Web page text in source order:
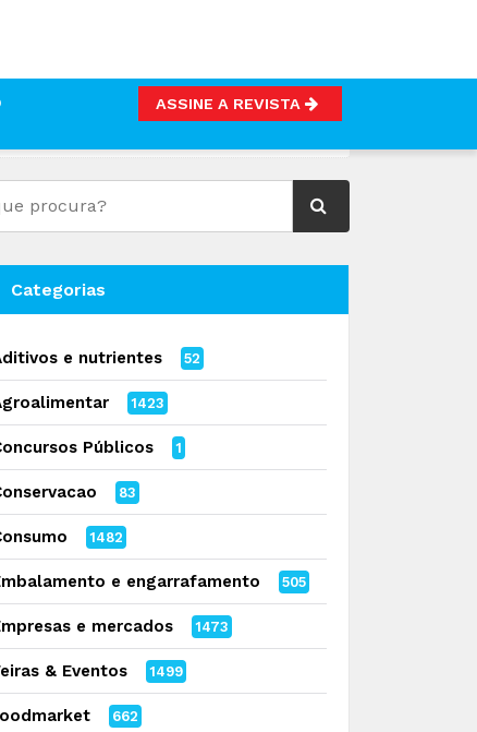
ASSINE A REVISTA
Categorias
e nutrientes 52
1423
Públicos 1
83
1482
e engarrafamento 505
e mercados 1473
& Eventos 1499
662